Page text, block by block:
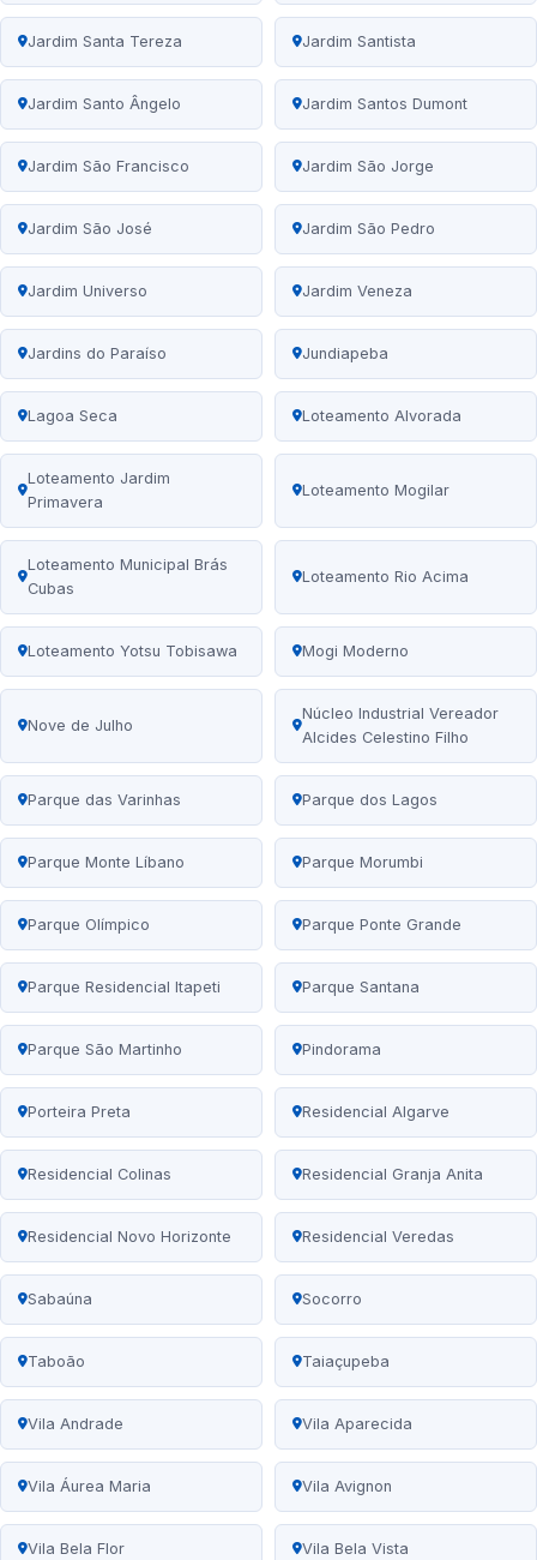
Jardim Santa Tereza Jardim Santista
Jardim Santo Ângelo Jardim Santos Dumont
Jardim São Francisco Jardim São Jorge
Jardim São José Jardim São Pedro
Jardim Universo Jardim Veneza
Jardins do Paraíso Jundiapeba
Lagoa Seca Loteamento Alvorada
Loteamento Jardim
Primavera
Loteamento Mogilar
Loteamento Municipal Brás
Cubas
Loteamento Rio Acima
Loteamento Yotsu Tobisawa Mogi Moderno
Nove de Julho
Núcleo Industrial Vereador
Alcides Celestino Filho
Parque das Varinhas Parque dos Lagos
Parque Monte Líbano Parque Morumbi
Parque Olímpico Parque Ponte Grande
Parque Residencial Itapeti Parque Santana
Parque São Martinho Pindorama
Porteira Preta Residencial Algarve
Residencial Colinas Residencial Granja Anita
Residencial Novo Horizonte Residencial Veredas
Sabaúna Socorro
Taboão Taiaçupeba
Vila Andrade Vila Aparecida
Vila Áurea Maria Vila Avignon
Vila Bela Flor Vila Bela Vista